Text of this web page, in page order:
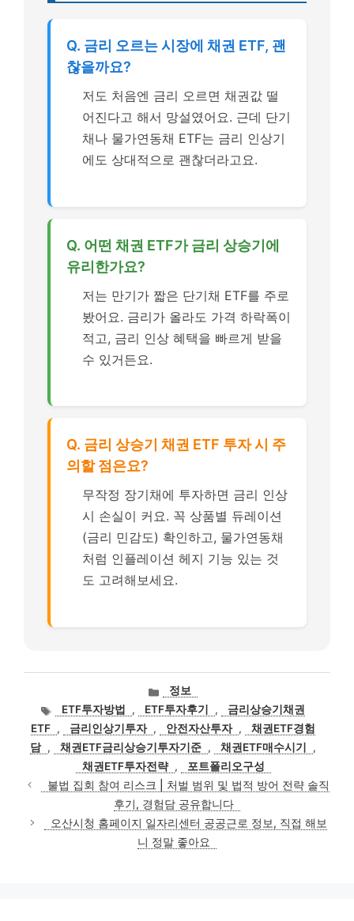
Q. 금리 오르는 시장에 채권 ETF, 괜
찮을까요?
저도 처음엔 금리 오르면 채권값 떨
어진다고 해서 망설였어요. 근데 단기
채나 물가연동채 ETF는 금리 인상기
에도 상대적으로 괜찮더라고요.
Q. 어떤 채권 ETF가 금리 상승기에
유리한가요?
저는 만기가 짧은 단기채 ETF를 주로
봤어요. 금리가 올라도 가격 하락폭이
적고, 금리 인상 혜택을 빠르게 받을
수 있거든요.
Q. 금리 상승기 채권 ETF 투자 시 주
의할 점은요?
무작정 장기채에 투자하면 금리 인상
시 손실이 커요. 꼭 상품별 듀레이션
(금리 민감도) 확인하고, 물가연동채
처럼 인플레이션 헤지 기능 있는 것
도 고려해보세요.
카
테
고
리
정보
태ETF투자방법 , ETF투자후기 ,
금리상승기채권
ETF , 금리인상기투자 , 안전자산투자 ,
채권ETF경험
담 , 채권ETF금리상승기투자기준 , 채권ETF매수시기
,
채권ETF투자전략 ,
포트폴리오구성
불법 집회 참여 리스크 | 처벌 범위 및 법적 방어 전략 솔직
후기, 경험담 공유합니다
오산시청 홈페이지 일자리센터 공공근로 정보, 직접 해보
니 정말 좋아요